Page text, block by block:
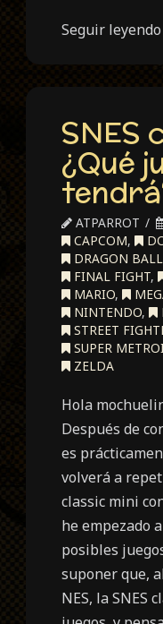
Seguir leyendo
SNES
¿Qué
ATPARROT
CAPCOM,
DRAGON BALL
FINAL FIGHT,
MARIO,
NINTENDO,
STREET
SUPER
ZELDA
Hola
Después de
es
volverá a
classic mini
he empezado
posibles
suponer que,
NES, la SNES